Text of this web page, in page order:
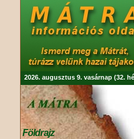
2026. augusztus 9. vasárnap (32.
Földrajz